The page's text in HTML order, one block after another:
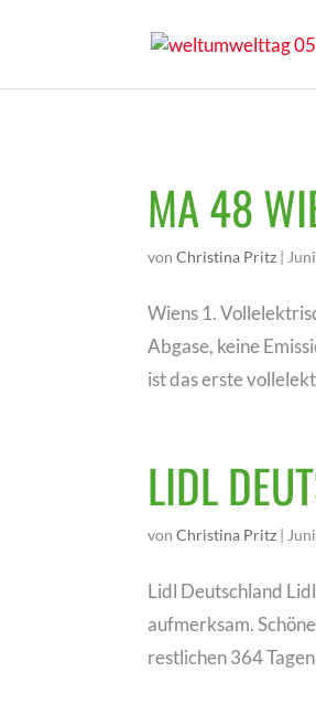
MA 48
vonChristina Pritz |
Wiens 1.
Abgase, keine
ist das erste
LIDL
vonChristina Pritz |
Lidl Deutschland
aufmerksam.
restlichen 364